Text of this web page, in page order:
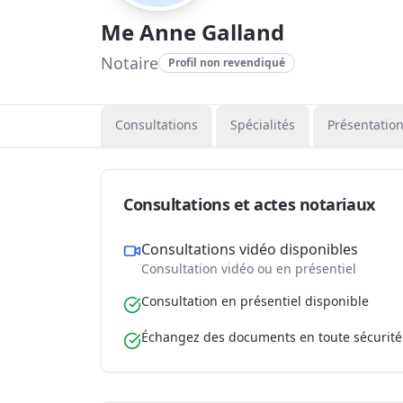
Me Anne Galland
Notaire Profil non revendiqué
Consultations Spécialités Présentation
Consultations et actes notariaux
Consultations vidéo disponibles
Consultation vidéo ou en présentiel
Consultation en présentiel disponible
Échangez des documents en toute sécurité